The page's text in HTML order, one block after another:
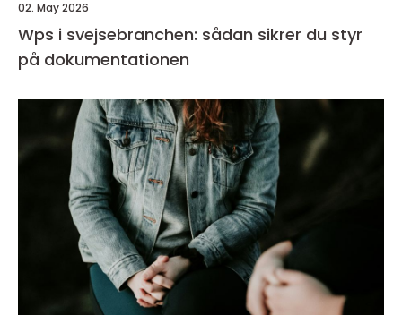
02. May 2026
Wps i svejsebranchen: sådan sikrer du styr
på dokumentationen